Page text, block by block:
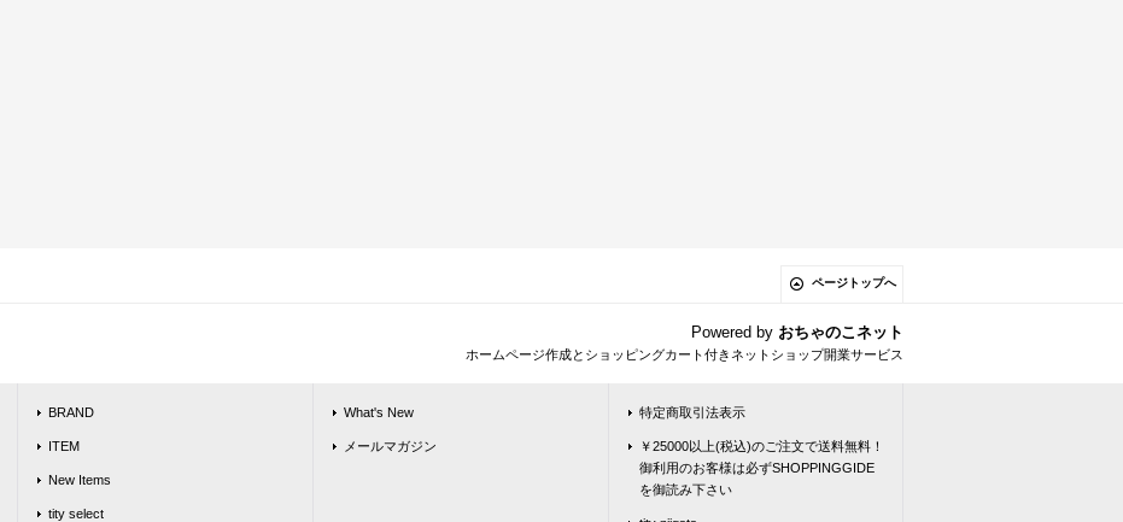
ページトップへ
Powered by おちゃのこネット
ホームページ作成とショッピングカート付きネットショップ開業サービス
BRAND
ITEM
New Items
tity select
What's New
メールマガジン
特定商取引法表示
￥25000以上(税込)のご注文で送料無料！
御利用のお客様は必ずSHOPPINGGIDE
を御読み下さい